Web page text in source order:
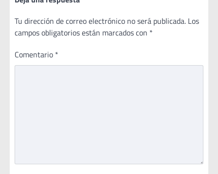
Tu dirección de correo electrónico no será publicada. Los
campos obligatorios están marcados con *
Comentario *